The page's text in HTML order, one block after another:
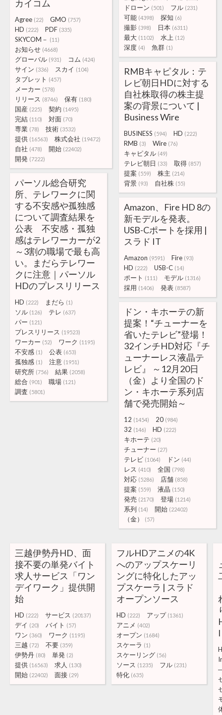
カイコム
Agree (22) GMO (757)
HD (222) PDF (335)
SKYCOM－ (11)
お知らせ (4668)
グローバル (931) コム (424)
サイン (336) スカイ (104)
タブレット (457)
メーカー (578)
リリース (8746) 保有 (180)
国産 (225) 契約 (1495)
完結 (110) 対面 (70)
専業 (78) 技術 (3532)
提供 (16563) 株式会社 (19472)
自社 (478) 開始 (22402)
開発 (7222)
ドローン (501) フル (231)
可能 (4398) 探知 (6)
撮影 (398) 日本 (6311)
最大 (1102) 水上 (12)
深度 (4) 魚群 (1)
RMBキャピタル：テ
レビ朝日HDに対する
自社株取得の株主提
案の背景について |
Business Wire
BUSINESS (594) HD (222)
RMB (3) Wire (76)
キャピタル (49)
テレビ朝日 (33) 取得 (857)
提案 (559) 株主 (214)
背景 (93) 自社株 (55)
パーソル総合研究
所、テレワークに関
する不安感や孤独感
について調査結果を
公表 不安感・孤独
感はテレワーカーが2
～3割の職場で最も高
い。まだらテレワー
クに注意｜パーソル
HDのプレスリリース
HD (222) まだら (1)
ソル (126) テレ (637)
パー (121)
プレスリリース (19523)
ワーカー (52) ワーク (1195)
不安感 (1) 公表 (653)
孤独感 (1) 注意 (1951)
研究所 (756) 結果 (2058)
総合 (901) 職場 (121)
調査 (5801)
Amazon、Fire HD 8の
新モデルを発表。
USB-Cポートを採用 |
スラド IT
Amazon (9591) Fire (93)
HD (222) USB-C (14)
ポート (111) モデル (1316)
採用 (1406) 発表 (8587)
ドン・キホーテの新
提案！“チューナーを
省いたテレビ”登場！
32インチHD対応『チ
ューナーレス液晶テ
レビ』 ～12月20日
（金）より全国のド
ン・キホーテ系列店
舗で発売開始～
12 (1454) 20 (984)
32 (146) HD (222)
キホーテ (20)
チューナー (27)
テレビ (1064) ドン (44)
レス (410) 全国 (798)
対応 (5286) 店舗 (858)
提案 (559) 液晶 (150)
発売 (2170) 登場 (1214)
系列 (14) 開始 (22402)
（金） (57)
三越伊勢丹HD、面
接不要の単発バイト
求人サービス「ワン
デイワーク」提供開
始
HD (222) サービス (20137)
デイ (20) バイト (57)
ワン (360) ワーク (1195)
三越 (72) 不要 (359)
伊勢丹 (80) 単発 (2)
提供 (16563) 求人 (130)
開始 (22402) 面接 (29)
フルHDアニメの4K
へのアップスケーリ
ングに特化したアッ
プスケーラ | スラド
オープンソース
HD (222) アップ (1361)
アニメ (402)
オープン (1684)
スケーラ (1)
スケーリング (56)
ソース (1235) フル (231)
特化 (635)